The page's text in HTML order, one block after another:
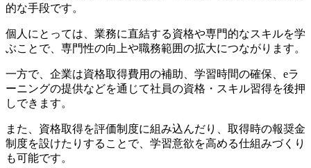
的な手段です。
個人にとっては、業務に直結する資格や専門的なスキルを学
ぶことで、専門性の向上や職務範囲の拡大につながります。
一方で、企業は資格取得費用の補助、学習時間の確保、eラ
ーニングの提供などを通じて社員の資格・スキル習得を後押
しできます。
また、資格取得を評価制度に組み込んだり、取得時の報奨金
制度を設けたりすることで、学習意欲を高める仕組みづくり
も可能です。